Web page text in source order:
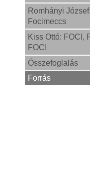
Romhányi József:
Focimeccs
Kiss Ottó: FOCI,
FOCI
Összefoglalás
Forrás